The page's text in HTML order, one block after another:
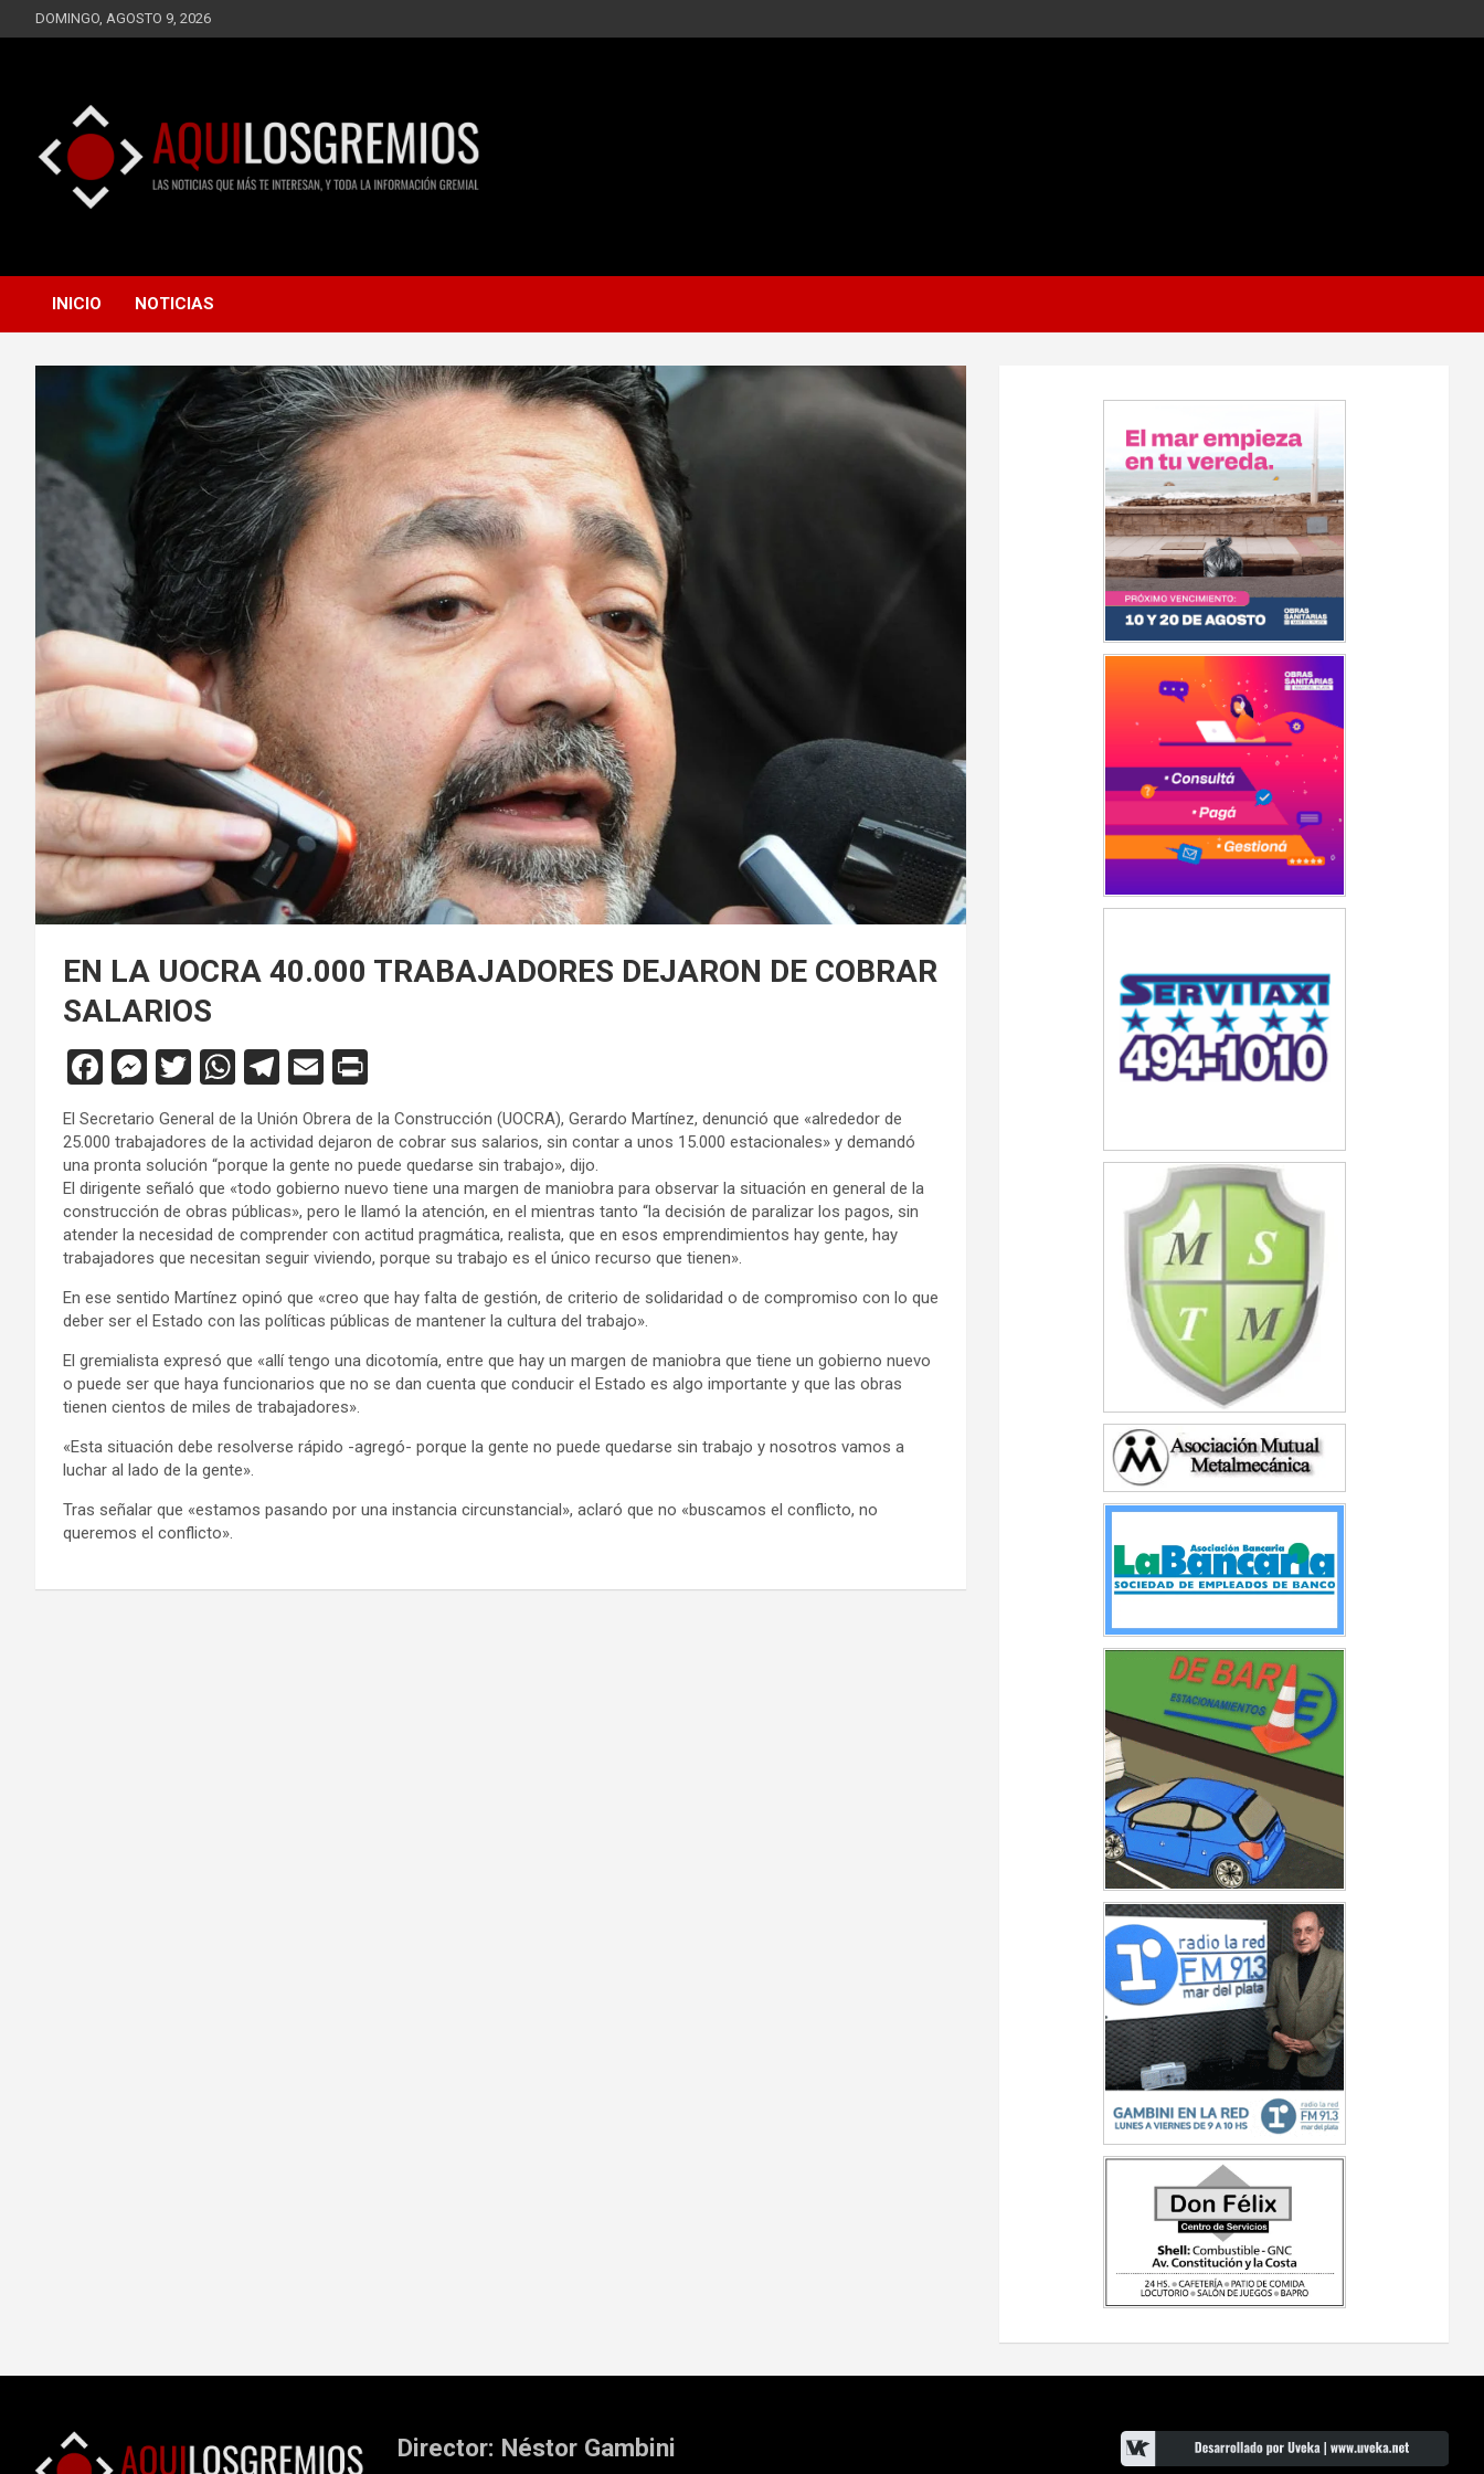
Saltar
al
DOMINGO, AGOSTO 9, 2026
AQUÍ LOS GREMIOS
INFORMACIÓN GREMIAL
INICIO
NOTICIAS
EN LA UOCRA 40.000 TRABAJADORES DEJARON DE COBRAR
SALARIOS
F
ce
b
o
o
M
es
se
n
g
er
T
wi
tt
er
W
h
at
s
A
p
T
el
e
gr
a
m
E
ail
in
tF
ri
e
n
dl
y
El Secretario General de la Unión Obrera de la Construcción (UOCRA), Gerardo Martínez, denunció que «alrededor de
25.000 trabajadores de la actividad dejaron de cobrar sus salarios, sin contar a unos 15.000 estacionales» y demandó
una pronta solución “porque la gente no puede quedarse sin trabajo», dijo.
El dirigente señaló que «todo gobierno nuevo tiene una margen de maniobra para observar la situación en general de la
construcción de obras públicas», pero le llamó la atención, en el mientras tanto “la decisión de paralizar los pagos, sin
atender la necesidad de comprender con actitud pragmática, realista, que en esos emprendimientos hay gente, hay
trabajadores que necesitan seguir viviendo, porque su trabajo es el único recurso que tienen».
En ese sentido Martínez opinó que «creo que hay falta de gestión, de criterio de solidaridad o de compromiso con lo que
deber ser el Estado con las políticas públicas de mantener la cultura del trabajo».
El gremialista expresó que «allí tengo una dicotomía, entre que hay un margen de maniobra que tiene un gobierno nuevo
o puede ser que haya funcionarios que no se dan cuenta que conducir el Estado es algo importante y que las obras
tienen cientos de miles de trabajadores».
«Esta situación debe resolverse rápido -agregó- porque la gente no puede quedarse sin trabajo y nosotros vamos a
luchar al lado de la gente».
Tras señalar que «estamos pasando por una instancia circunstancial», aclaró que no «buscamos el conflicto, no
queremos el conflicto».
Director: Néstor Gambini